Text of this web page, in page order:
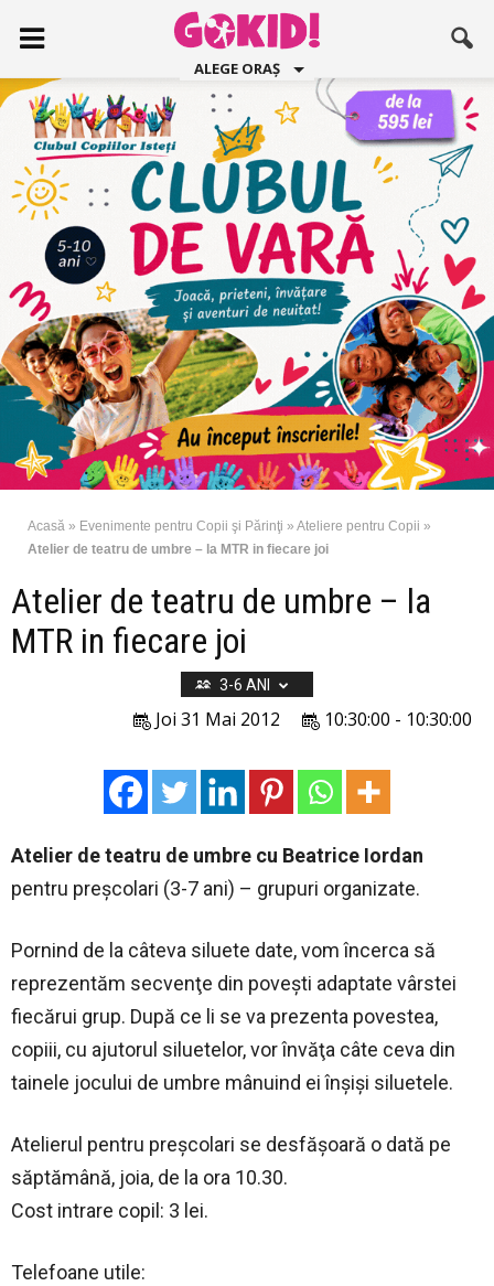
ALEGE ORAȘ
Acasă » Evenimente pentru Copii şi Părinţi » Ateliere pentru Copii »
Atelier de teatru de umbre – la MTR in fiecare joi
Atelier de teatru de umbre – la
MTR in fiecare joi
3-6 ANI
10:30:00 - 10:30:00
Joi 31 Mai 2012
Atelier de teatru de umbre cu Beatrice Iordan
pentru preşcolari (3-7 ani) – grupuri organizate.
Pornind de la câteva siluete date, vom încerca să
reprezentăm secvenţe din poveşti adaptate vârstei
fiecărui grup. După ce li se va prezenta povestea,
copiii, cu ajutorul siluetelor, vor învăţa câte ceva din
tainele jocului de umbre mânuind ei înşişi siluetele.
Atelierul pentru preşcolari se desfăşoară o dată pe
săptămână, joia, de la ora 10.30.
Cost intrare copil: 3 lei.
Telefoane utile: